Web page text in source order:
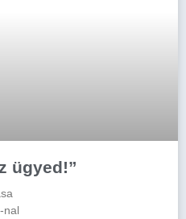
ügyed!”
nal